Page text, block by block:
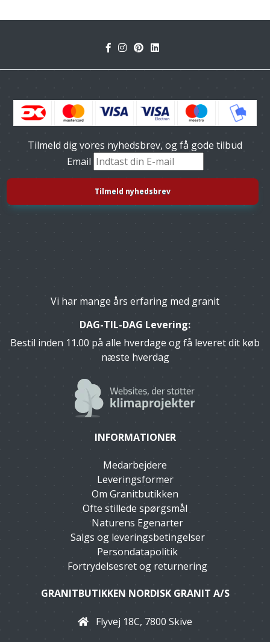
Tilmeld dig vores nyhedsbrev, og få gode tilbud
Email
Vi har mange års erfaring med granit
DAG-TIL-DAG Levering:
Bestil inden 11.00 på alle hverdage og få leveret dit køb
næste hverdag
INFORMATIONER
Medarbejdere
Leveringsformer
Om Granitbutikken
Ofte stillede spørgsmål
Naturens Egenarter
Salgs og leveringsbetingelser
Persondatapolitik
Fortrydelsesret og returnering
GRANITBUTIKKEN NORDISK GRANIT A/S
Flyvej 18C, 7800 Skive